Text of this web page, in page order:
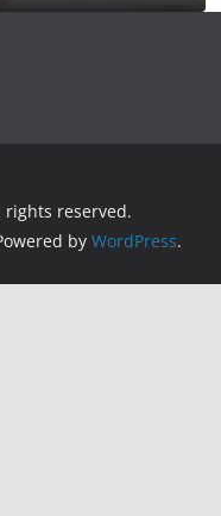
rights reserved.
by WordPress.